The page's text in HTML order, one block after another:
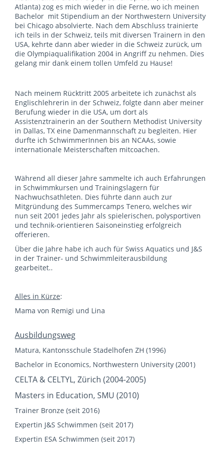
Atlanta) zog es mich wieder in die Ferne, wo ich meinen
Bachelor mit Stipendium an der Northwestern University
bei Chicago absolvierte. Nach dem Abschluss trainierte
ich teils in der Schweiz, teils mit diversen Trainern in den
USA, kehrte dann aber wieder in die Schweiz zurück, um
die Olympiaqualifikation 2004 in Angriff zu nehmen. Dies
gelang mir dank einem tollen Umfeld zu Hause!
Nach meinem Rücktritt 2005 arbeitete ich zunächst als
Englischlehrerin in der Schweiz, folgte dann aber meiner
Berufung wieder in die USA, um dort als
Assistenztrainerin an der Southern Methodist University
in Dallas, TX eine Damenmannschaft zu begleiten. Hier
durfte ich SchwimmerInnen bis an NCAAs, sowie
internationale Meisterschaften mitcoachen.
Während all dieser Jahre sammelte ich auch Erfahrungen
in Schwimmkursen und Trainingslagern für
Nachwuchsathleten. Dies führte dann auch zur
Mitgründung des Summercamps Tenero, welches wir
nun seit 2001 jedes Jahr als spielerischen, polysportiven
und technik-orientieren Saisoneinstieg erfolgreich
offerieren.
Über die Jahre habe ich auch für Swiss Aquatics und J&S
in der Trainer- und Schwimmleiterausbildung
gearbeitet..
Alles in Kürze:
Mama von Remigi und Lina
Ausbildungsweg
Matura, Kantonsschule Stadelhofen ZH (1996)
Bachelor in Economics, Northwestern University (2001)
CELTA & CELTYL, Zürich (2004-2005)
Masters in Education, SMU (2010)
Trainer Bronze (seit 2016)
Expertin J&S Schwimmen (seit 2017)
Expertin ESA Schwimmen (seit 2017)